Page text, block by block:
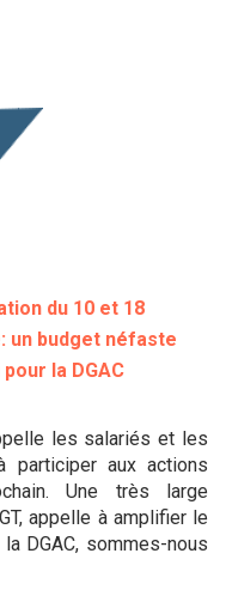
du 10 et 18
un budget néfaste
la DGAC
les salariés et les
participer aux actions
Une très large
appelle à amplifier le
DGAC, sommes-nous